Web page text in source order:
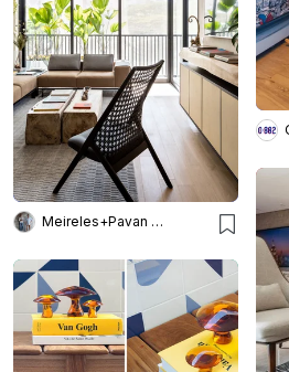
Meireles+Pavan Arquitetura